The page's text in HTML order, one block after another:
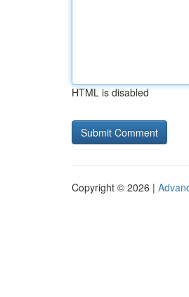
HTML is disabled
Copyright © 2026 |